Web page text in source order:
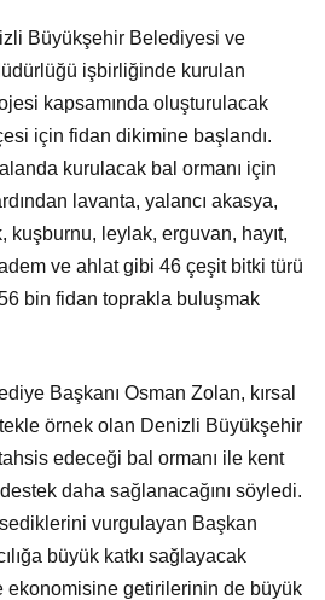
Büyükşehir Belediyesi ve
işbirliğinde kurulan
kapsamında oluşturulacak
için fidan dikimine başlandı.
kurulacak bal ormanı için
lavanta, yalancı akasya,
kuşburnu, leylak, erguvan, hayıt,
ve ahlat gibi 46 çeşit bitki türü
bin fidan toprakla buluşmak
Başkanı Osman Zolan, kırsal
örnek olan Denizli Büyükşehir
edeceği bal ormanı ile kent
daha sağlanacağını söyledi.
vurgulayan Başkan
büyük katkı sağlayacak
ekonomisine getirilerinin de büyük